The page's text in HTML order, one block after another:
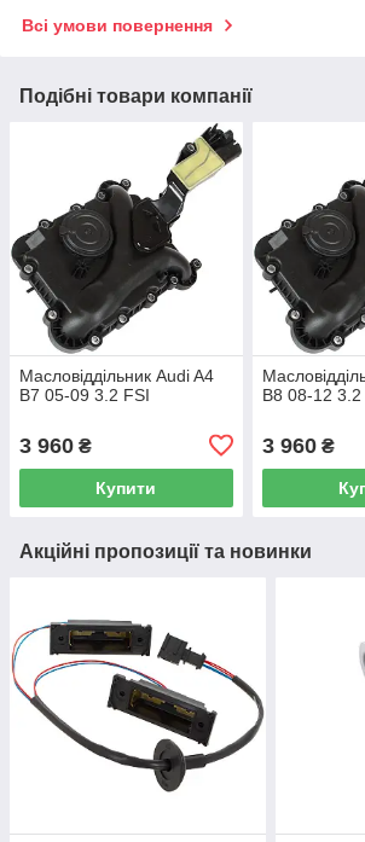
Всі умови повернення
Подібні товари компанії
Масловіддільник Audi A4
B7 05-09 3.2 FSI
3 960 ₴
Купити
B8 08-12 3.2
3 960₴
Акційні пропозиції та новинки